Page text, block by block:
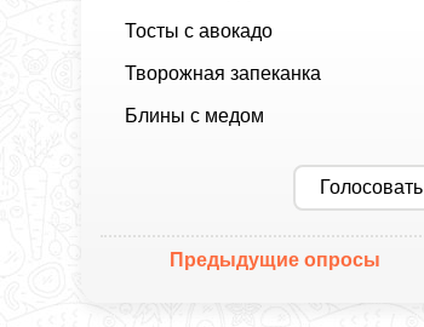
Тосты с авокадо
Творожная запеканка
Блины с медом
Голосовать
Предыдущие опросы